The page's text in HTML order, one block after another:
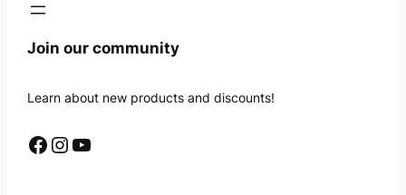
Join our community
Learn about new products and discounts!
Facebook InstagramYouTube